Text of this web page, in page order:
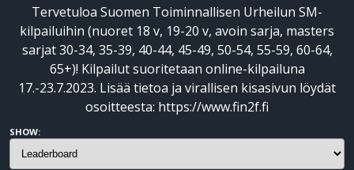
Tervetuloa Suomen Toiminnallisen Urheilun SM-
kilpailuihin (nuoret 18 v, 19-20 v, avoin sarja, masters
sarjat 30-34, 35-39, 40-44, 45-49, 50-54, 55-59, 60-64,
65+)! Kilpailut suoritetaan online-kilpailuna
17.-23.7.2023. Lisää tietoa ja virallisen kisasivun löydät
osoitteesta: https://www.fin2f.fi
SHOW: